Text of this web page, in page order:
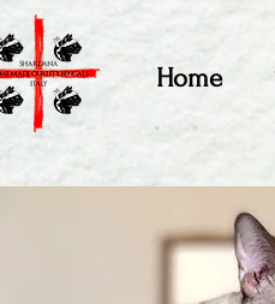
Home